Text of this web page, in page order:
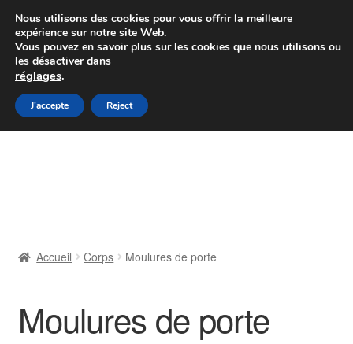
Colissimo livraison à partir de 7 EUR
Du lundi au vendredi de 9 h à 16 h
Aller
à
Aller
au
Livraison
Accueil Corps Moulures de porte
Moulures de porte
Nous utilisons des cookies pour vous offrir la meilleure
expérience sur notre site Web.
Vous pouvez en savoir plus sur les cookies que nous utilisons ou
les désactiver dans
réglages.
J'accepte Reject